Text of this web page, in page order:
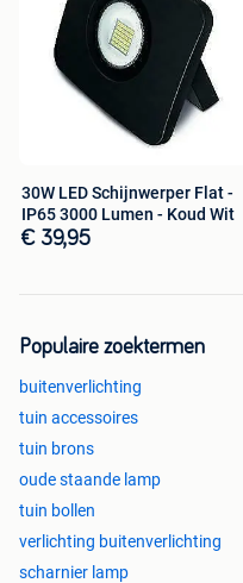
30W LED Schijnwerper Flat -
IP65 3000 Lumen - Koud Wit
€ 39,95
Populaire zoektermen
buitenverlichting
tuin accessoires
tuin brons
oude staande lamp
tuin bollen
verlichting buitenverlichting
scharnier lamp